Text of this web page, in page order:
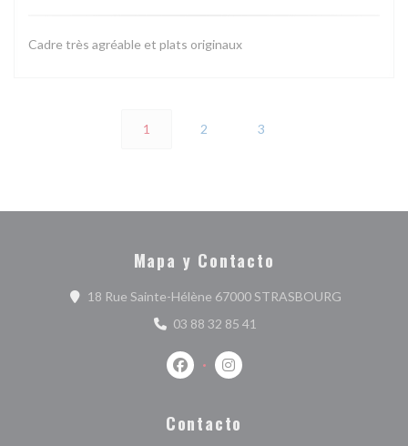
Cadre très agréable et plats originaux
1 2 3
Mapa y Contacto
18 Rue Sainte-Hélène 67000 STRASBOURG
03 88 32 85 41
Facebook ((abre en una nueva
Instagram ((abre en una
Contacto